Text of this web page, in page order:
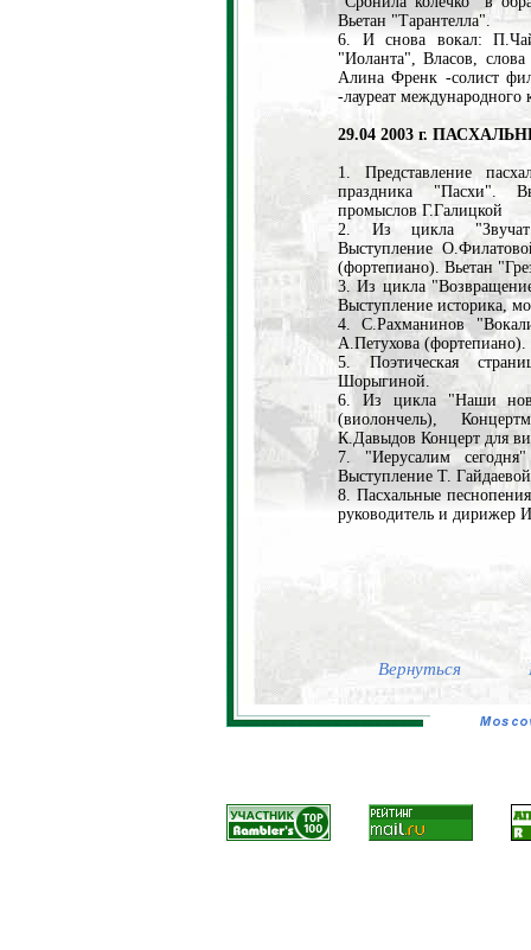
Вьетан "Тарантелла".
6. И снова вокал:
"Иоланта", Власов,
Алина Френк -солист
-лауреат международного
29.04 2003 г.
1. Представление
праздника "Пасхи".
промыслов Г.Галицкой
2. Из цикла "Звучат
Выступление
(фортепиано). Вьетан
3. Из цикла
Выступление историка,
4. С.Рахманинов
А.Петухова (фортепиано).
5. Поэтическая
Шорыгиной.
6. Из цикла "Наши
(виолончель),
К.Давыдов Концерт для
7. "Иерусалим
Выступление Т.
8. Пасхальные
руководитель и дирижер
Вернуться